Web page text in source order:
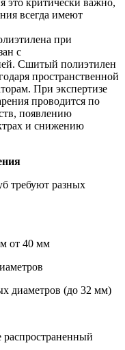
всегда имеют
при
с
Сшитый полиэтилен
пространственной
При экспертизе
проводится по
появлению
и снижению
требуют разных
от 40 мм
диаметров (до 32 мм)